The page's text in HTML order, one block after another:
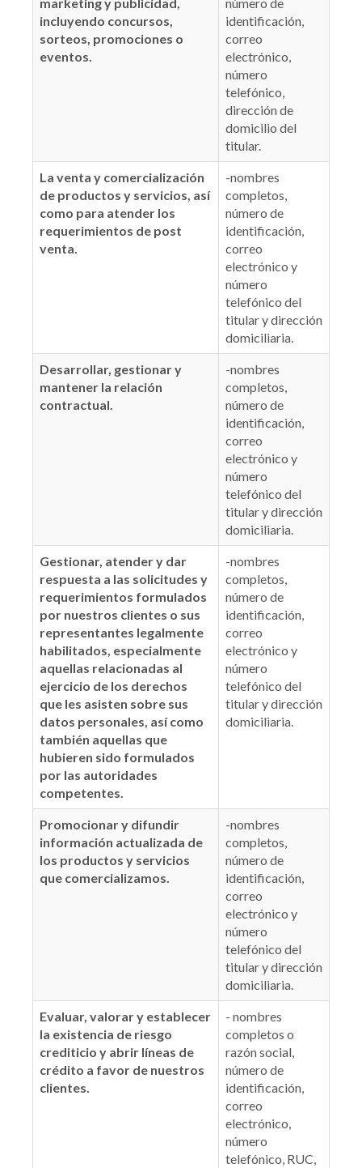
incluyendo concursos,
sorteos, promociones o
eventos.
identificación,
correo
electrónico,
número
telefónico,
dirección de
domicilio del
titular.
La venta y comercialización
de productos y servicios, así
como para atender los
requerimientos de post
venta.
-nombres
completos,
número de
identificación,
correo
electrónico y
número
telefónico del
titular y dirección
domiciliaria.
Desarrollar, gestionar y
mantener la relación
contractual.
-nombres
completos,
número de
identificación,
correo
electrónico y
número
telefónico del
titular y dirección
domiciliaria.
Gestionar, atender y dar
respuesta a las solicitudes y
requerimientos formulados
por nuestros clientes o sus
representantes legalmente
habilitados, especialmente
aquellas relacionadas al
ejercicio de los derechos
que les asisten sobre sus
datos personales, así como
también aquellas que
hubieren sido formulados
por las autoridades
competentes.
-nombres
completos,
número de
identificación,
correo
electrónico y
número
telefónico del
titular y dirección
domiciliaria.
Promocionar y difundir
información actualizada de
los productos y servicios
que comercializamos.
-nombres
completos,
número de
identificación,
correo
electrónico y
número
telefónico del
titular y dirección
domiciliaria.
Evaluar, valorar y establecer
la existencia de riesgo
crediticio y abrir líneas de
crédito a favor de nuestros
clientes.
- nombres
completos o
razón social,
número de
identificación,
correo
electrónico,
número
telefónico, RUC,